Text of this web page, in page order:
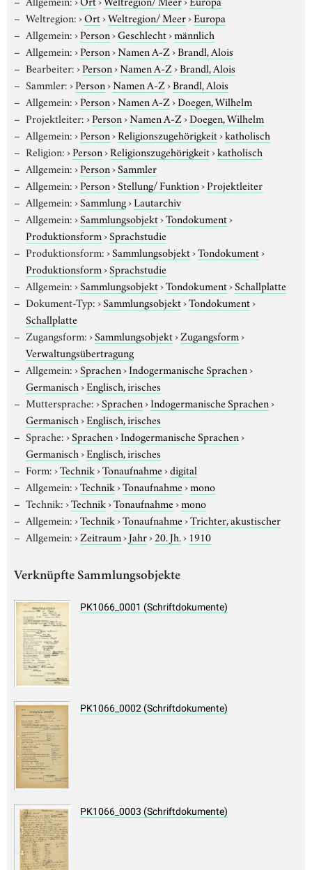
Weltregion:›Ort›Weltregion/ Meer›Europa
Allgemein:›Person›Geschlecht›männlich
Allgemein:›Person›Namen A-Z›Brandl, Alois
Bearbeiter:›Person›Namen A-Z›Brandl, Alois
Sammler:›Person›Namen A-Z›Brandl, Alois
Allgemein:›Person›Namen A-Z›Doegen, Wilhelm
Projektleiter:›Person›Namen A-Z›Doegen, Wilhelm
Allgemein:›Person›Religionszugehörigkeit›katholisch
Religion:›Person›Religionszugehörigkeit›katholisch
Allgemein:›Person›Sammler
Allgemein:›Person›Stellung/ Funktion›Projektleiter
Allgemein:›Sammlung›Lautarchiv
Allgemein:›Sammlungsobjekt›Tondokument›
Produktionsform›Sprachstudie
Produktionsform:›Sammlungsobjekt›Tondokument›
Produktionsform›Sprachstudie
Allgemein:›Sammlungsobjekt›Tondokument›Schallplatte
Dokument-Typ:›Sammlungsobjekt›Tondokument›
Schallplatte
Zugangsform:›Sammlungsobjekt›Zugangsform›
Verwaltungsübertragung
Allgemein:›Sprachen›Indogermanische Sprachen›
Germanisch›Englisch, irisches
Muttersprache:›Sprachen›Indogermanische Sprachen›
Germanisch›Englisch, irisches
Sprache:›Sprachen›Indogermanische Sprachen›
Germanisch›Englisch, irisches
Form:›Technik›Tonaufnahme›digital
Allgemein:›Technik›Tonaufnahme›mono
Technik:›Technik›Tonaufnahme›mono
Allgemein:›Technik›Tonaufnahme›Trichter, akustischer
Allgemein:›Zeitraum›Jahr›20. Jh.› 1910
Verknüpfte Sammlungsobjekte
PK1066_0001 (Schriftdokumente)
PK1066_0002 (Schriftdokumente)
PK1066_0003 (Schriftdokumente)